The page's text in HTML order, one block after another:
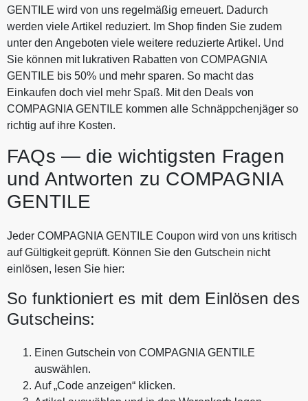
GENTILE wird von uns regelmäßig erneuert. Dadurch
werden viele Artikel reduziert. Im Shop finden Sie zudem
unter den Angeboten viele weitere reduzierte Artikel. Und
Sie können mit lukrativen Rabatten von COMPAGNIA
GENTILE bis 50% und mehr sparen. So macht das
Einkaufen doch viel mehr Spaß. Mit den Deals von
COMPAGNIA GENTILE kommen alle Schnäppchenjäger so
richtig auf ihre Kosten.
FAQs — die wichtigsten Fragen
und Antworten zu COMPAGNIA
GENTILE
Jeder COMPAGNIA GENTILE Coupon wird von uns kritisch
auf Gültigkeit geprüft. Können Sie den Gutschein nicht
einlösen, lesen Sie hier:
So funktioniert es mit dem Einlösen des
Gutscheins:
Einen Gutschein von COMPAGNIA GENTILE
auswählen.
Auf „Code anzeigen“ klicken.